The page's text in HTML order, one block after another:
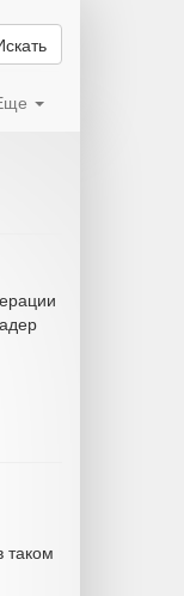
таком